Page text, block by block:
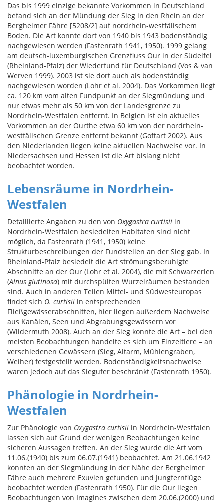
Das bis 1999 einzige bekannte Vorkommen in Deutschland
befand sich an der Mündung der Sieg in den Rhein an der
Bergheimer Fähre [5208/2] auf nordrhein-westfälischem
Boden. Die Art konnte dort von 1940 bis 1943 bodenständig
nachgewiesen werden (Fastenrath 1941, 1950). 1999 gelang
am deutsch-luxemburgischen Grenzfluss Our in der Südeifel
(Rheinland-Pfalz) der Wiederfund für Deutschland (Vos & van
Werven 1999). 2003 ist sie dort auch als bodenständig
nachgewiesen worden (Lohr et al. 2004). Das Vorkommen liegt
ca. 120 km vom alten Fundpunkt an der Siegmündung und
nur etwas mehr als 50 km von der Landesgrenze zu
Nordrhein-Westfalen entfernt. In Belgien ist ein aktuelles
Vorkommen an der Ourthe etwa 60 km von der nordrhein-
westfälischen Grenze entfernt bekannt (Goffart 2002). Aus
den Niederlanden liegen keine aktuellen Nachweise vor. In
Niedersachsen und Hessen ist die Art bislang nicht
beobachtet worden.
Lebensräume in Nordrhein-
Westfalen
Detaillierte Angaben zu den von Oxygastra curtisii in
Nordrhein-Westfalen besiedelten Habitaten sind nicht
möglich, da Fastenrath (1941, 1950) keine
Strukturbeschreibungen der Fundstellen an der Sieg gab. In
Rheinland-Pfalz besiedelt die Art strömungsberuhigte
Abschnitte an der Our (Lohr et al. 2004), die mit Schwarzerlen
(Alnus glutinosa) mit durchspülten Wurzelräumen bestanden
sind. Auch in anderen Teilen Mittel- und Südwesteuropas
findet sich O. curtisii in entsprechenden
Fließgewässerabschnitten, hier liegen außerdem Nachweise
aus Kanälen, Seen und Abgrabungsgewässern vor
(Wildermuth 2008). Auch an der Sieg konnte die Art – bei den
meisten Beobachtungen handelte es sich um Einzeltiere – an
verschiedenen Gewässern (Sieg, Altarm, Mühlengraben,
Weiher) festgestellt werden. Bodenständigkeitsnachweise
waren jedoch auf das Siegufer beschränkt (Fastenrath 1950).
Phänologie in Nordrhein-
Westfalen
Zur Phänologie von Oxygastra curtisii in Nordrhein-Westfalen
lassen sich auf Grund der wenigen Beobachtungen keine
sicheren Aussagen treffen. An der Sieg wurde die Art vom
11.06.(1940) bis zum 06.07.(1941) beobachtet. Am 21.06.1942
konnten an der Siegmündung in der Nähe der Bergheimer
Fähre auch mehrere Exuvien gefunden und Jungfernflüge
beobachtet werden (Fastenrath 1950). Für die Our liegen
Beobachtungen von Imagines zwischen dem 20.06.(2000) und